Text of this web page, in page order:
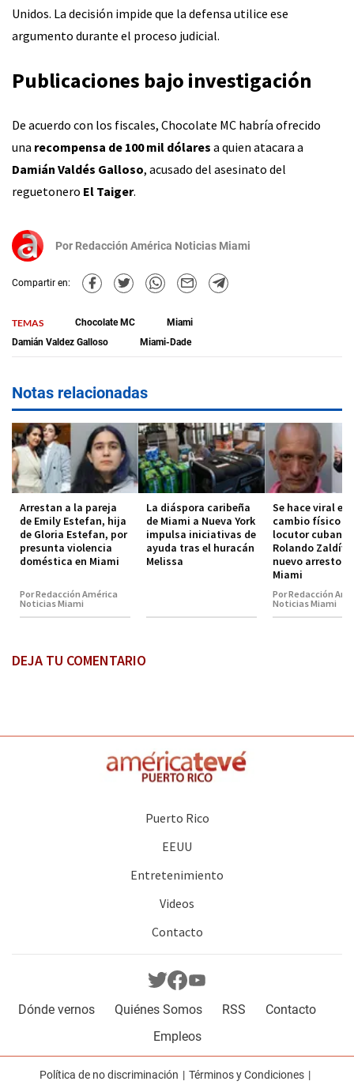
Unidos. La decisión impide que la defensa utilice ese
argumento durante el proceso judicial.
Publicaciones bajo investigación
De acuerdo con los fiscales, Chocolate MC habría ofrecido
una recompensa de 100 mil dólares a quien atacara a
Damián Valdés Galloso, acusado del asesinato del
reguetonero El Taiger.
Por Redacción América Noticias Miami
Compartir en:
TEMAS Chocolate MC
Miami
Damián Valdez Galloso
Miami-Dade
Notas relacionadas
Arrestan a la pareja
de Emily Estefan, hija
de Gloria Estefan, por
presunta violencia
doméstica en Miami
Por Redacción América
Noticias Miami
La diáspora caribeña
de Miami a Nueva York
impulsa iniciativas de
ayuda tras el huracán
Melissa
Se hace viral el
cambio físico
locutor cubano
Rolando
nuevo arresto
Miami
Por Redacción
Noticias Miami
DEJA TU COMENTARIO
Puerto Rico
EEUU
Entretenimiento
Videos
Contacto
Dónde vernos Quiénes Somos RSS
Contacto
Empleos
Política de no discriminación Términos y Condiciones